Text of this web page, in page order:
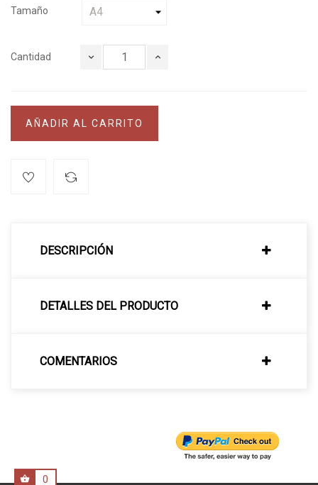
Tamaño
Cantidad
AÑADIR AL CARRITO
DESCRIPCIÓN
DETALLES DEL PRODUCTO
COMENTARIOS
0